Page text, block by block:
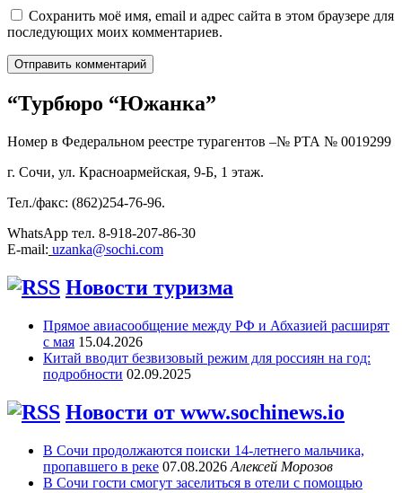
Сохранить моё имя, email и адрес сайта в этом браузере для
последующих моих комментариев.
“Турбюро “Южанка”
Номер в Федеральном реестре турагентов –№ РТА № 0019299
г. Сочи, ул. Красноармейская, 9-Б, 1 этаж.
Тел./факс: (862)254-76-96.
WhatsApp тел. 8-918-207-86-30
E-mail: uzanka@sochi.com
Новости туризма
Прямое авиасообщение между РФ и Абхазией расширят
с мая 15.04.2026
Китай вводит безвизовый режим для россиян на год:
подробности 02.09.2025
Новости от www.sochinews.io
В Сочи продолжаются поиски 14-летнего мальчика,
пропавшего в реке 07.08.2026 Алексей Морозов
В Сочи гости смогут заселиться в отели с помощью